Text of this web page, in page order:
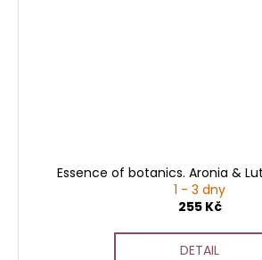
Essence of botanics. Aronia &
1 - 3 dny
255 Kč
DETAIL